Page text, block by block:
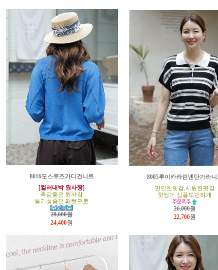
8016모스루즈가디건니트
[컬러대박 원사짱]
촉감좋은 원사감
통기성좋은 패턴으로
28,000원
24,400원
8005루이카라린넨단가라니
편안한핏감,시원한핏감
핫썸머 심플모던하게
26,000원
22,700원